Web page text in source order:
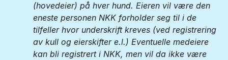
(hovedeier) på hver hund. Eieren vil være den
eneste personen NKK forholder seg til i de
tilfeller hvor underskrift kreves (ved registrering
av kull og eierskifter e.l.) Eventuelle medeiere
kan bli registrert i NKK, men vil da ikke være